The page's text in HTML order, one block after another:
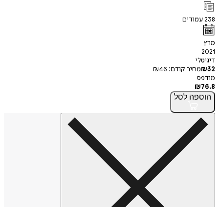
קודם:
₪46
לסל